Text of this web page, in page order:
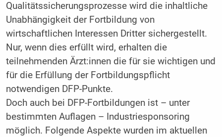
Qualitätssicherungsprozesse wird die inhaltliche
Unabhängigkeit der Fortbildung von
wirtschaftlichen Interessen Dritter sichergestellt.
Nur, wenn dies erfüllt wird, erhalten die
teilnehmenden Ärzt:innen die für sie wichtigen und
für die Erfüllung der Fortbildungspflicht
notwendigen DFP-Punkte.
Doch auch bei DFP-Fortbildungen ist – unter
bestimmten Auflagen – Industriesponsoring
möglich. Folgende Aspekte wurden im aktuellen